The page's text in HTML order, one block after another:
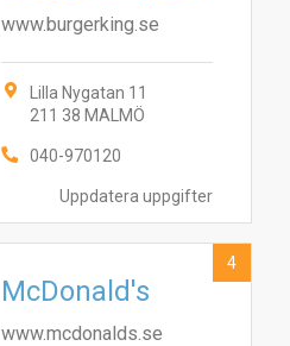
Uppdatera uppgifter
www.burgerking.se
Lilla Nygatan 11
211 38 MALMÖ
040-970120
McDonald's
www.mcdonalds.se
4